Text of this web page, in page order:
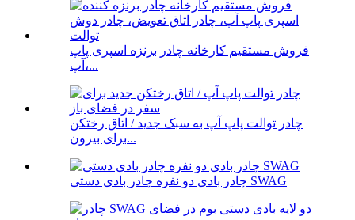
فروش مستقیم کارخانه چادر برنزه اسپری پاپ
آپ،...
چادر توالت پاپ آپ به سبک جدید / اتاق رختکن
برای بیرون...
چادر بادی دو نفره چادر بادی دستی SWAG